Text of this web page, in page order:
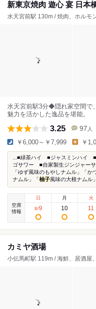
新東京焼肉 遊心 宴 日本
水天宮前駅 130m / 焼肉、ホルモ
水天宮前駅3分◆隠れ家空間で
魅力を活かした逸品を堪能。
3.25 97 人
￥6,000～￥7,999 ￥
...■緑茶ハイ ■ジャスミンハイ
ゴサワー ■自家製生ジンジャー
「ゆず風味のもやしナムル」「
ナムル」「 柚子風味の大根ナムル
空席
情報
日
8/9
月
10
火
11
カミヤ酒場
小伝馬町駅 119m / 海鮮、居酒屋